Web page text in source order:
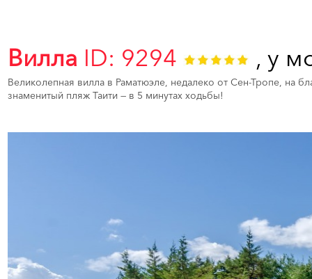
Вилла ID: 9294 , у
Великолепная вилла в Раматюэле, недалеко от Сен-Тропе, на
знаменитый пляж Таити — в 5 минутах ходьбы!